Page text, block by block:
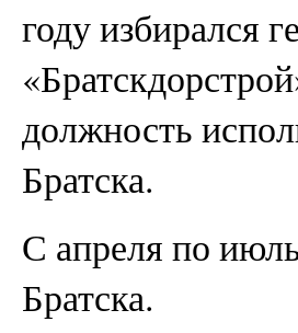
году избирался
должность
Братска.
С апреля по
Братска.